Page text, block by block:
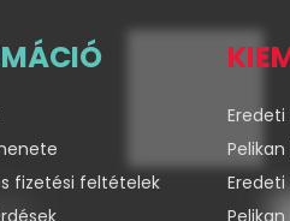
fizetési feltételek